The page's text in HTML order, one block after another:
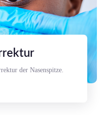
der Nasenspitze.